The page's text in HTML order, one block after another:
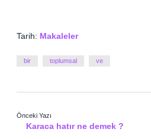
Tarih: Makaleler
bir toplumsal ve
Önceki Yazı
Karaca hatır ne demek ?